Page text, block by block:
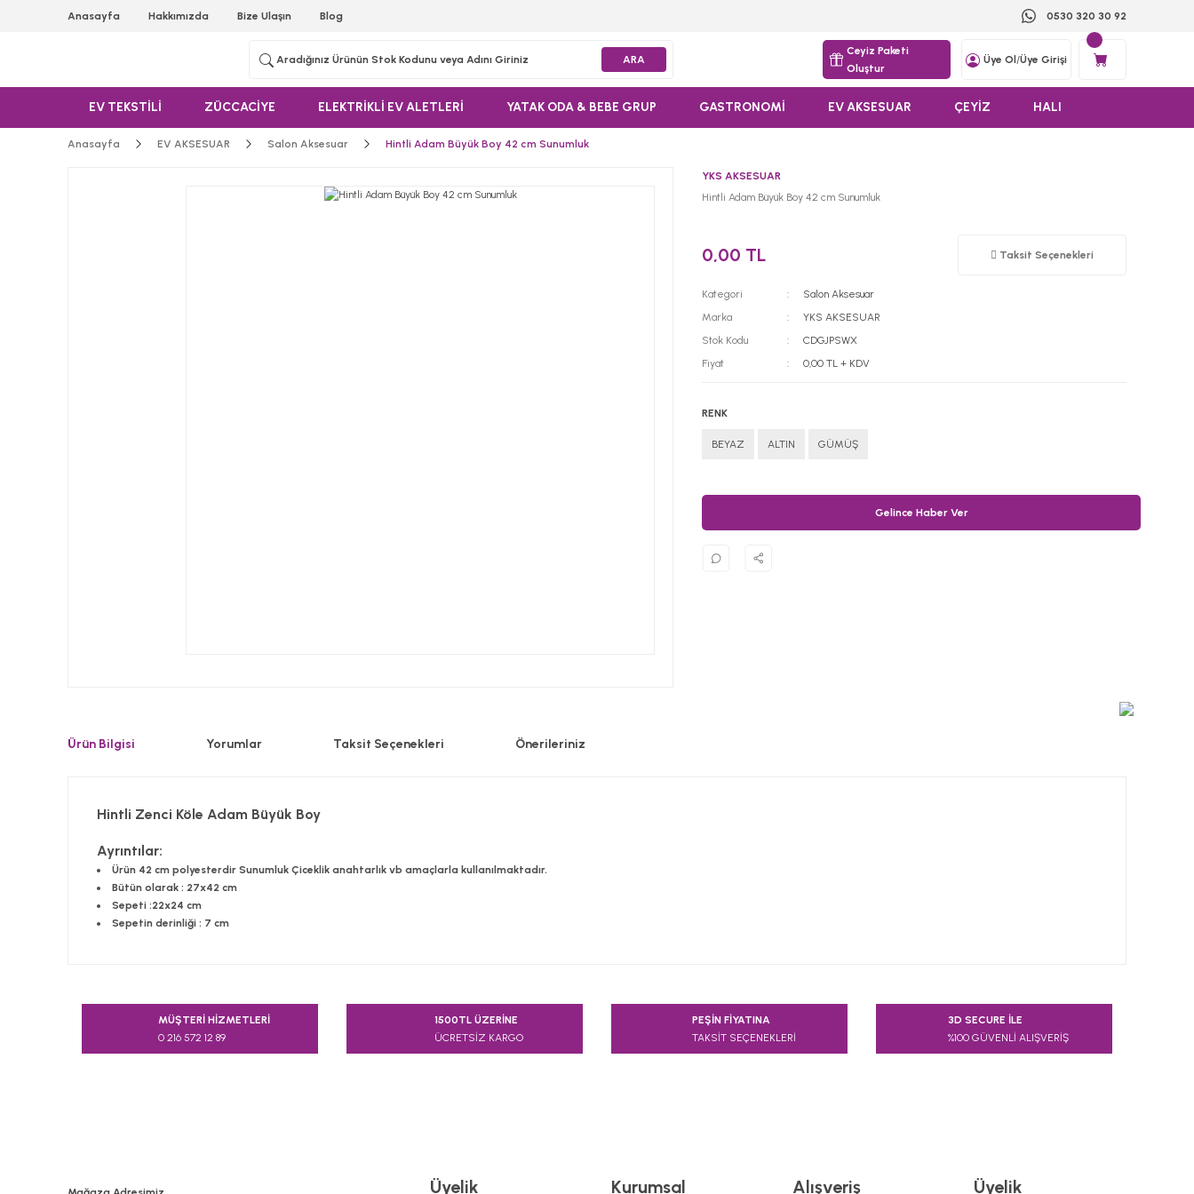
Anasayfa Hakkımızda Bize Ulaşın Blog 0530 320 30 92
ARA
Ceyiz Paketi
Oluştur
Üye Ol /Üye Girişi
EV TEKSTİLİ ZÜCCACİYE ELEKTRİKLİ EV ALETLERİ YATAK ODA & BEBE GRUP GASTRONOMİ EV AKSESUAR ÇEYİZ HALI
Anasayfa EV AKSESUAR Salon Aksesuar Hintli Adam Büyük Boy 42 cm Sunumluk
YKS AKSESUAR
Hintli Adam Büyük Boy 42 cm Sunumluk
0,00 TL Taksit Seçenekleri
Kategori
Salon Aksesuar
Marka
YKS AKSESUAR
Stok Kodu
CDGJPSWX
Fiyat
0,00 TL + KDV
RENK
BEYAZ ALTIN GÜMÜŞ
Gelince Haber Ver
Ürün Bilgisi Yorumlar Taksit Seçenekleri Önerileriniz
Hintli Zenci Köle Adam Büyük Boy
Ayrıntılar:
Ürün 42 cm polyesterdir Sunumluk Çiceklik anahtarlık vb amaçlarla kullanılmaktadır.
Bütün olarak : 27x42 cm
Sepeti :22x24 cm
Sepetin derinliği : 7 cm
Bu ürünün fiyat bilgisi, resim, ürün açıklamalarında ve diğer konularda yetersiz gördüğünüz noktaları öneri formunu kullanarak tarafımıza iletebilirsiniz.
Görüş ve önerileriniz için teşekkür ederiz.
MÜŞTERİ HİZMETLERİ
0 216 572 12 89
1500TL ÜZERİNE
ÜCRETSİZ KARGO
PEŞİN FİYATINA
TAKSİT SEÇENEKLERİ
3D SECURE İLE
%100 GÜVENLİ ALIŞVERİŞ
Üyelik Kurumsal Alışveriş Üyelik